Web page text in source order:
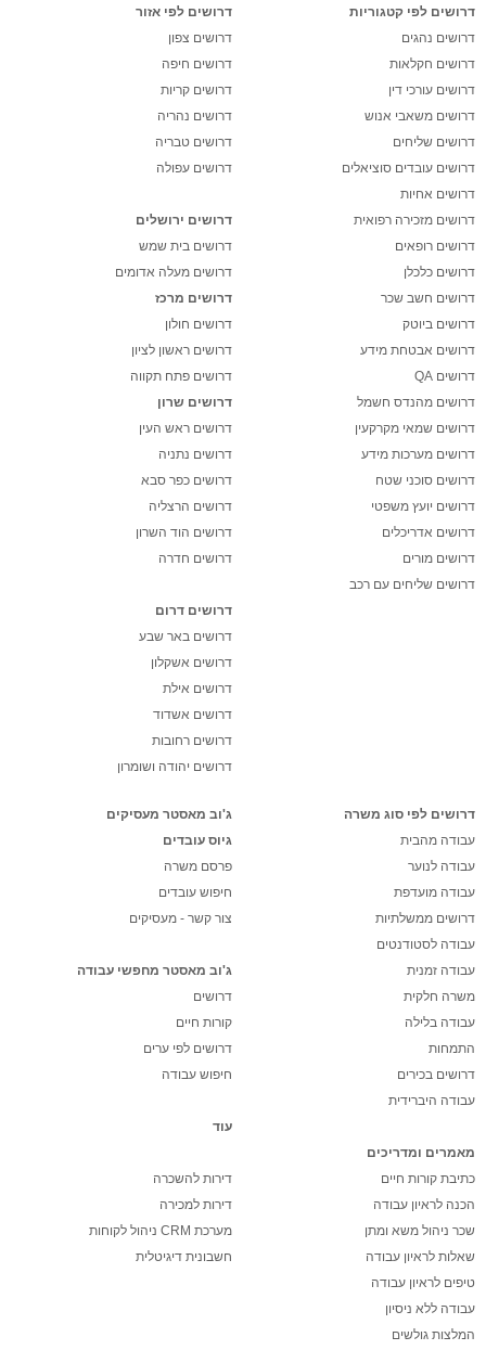
דרושים לפי קטגוריות
דרושים נהגים
דרושים חקלאות
דרושים עורכי דין
דרושים משאבי אנוש
דרושים שליחים
דרושים עובדים סוציאלים
דרושים אחיות
דרושים מזכירה רפואית
דרושים רופאים
דרושים כלכלן
דרושים חשב שכר
דרושים ביוטק
דרושים אבטחת מידע
דרושים QA
דרושים מהנדס חשמל
דרושים שמאי מקרקעין
דרושים מערכות מידע
דרושים סוכני שטח
דרושים יועץ משפטי
דרושים אדריכלים
דרושים מורים
דרושים שליחים עם רכב
דרושים לפי אזור
דרושים צפון
דרושים חיפה
דרושים קריות
דרושים נהריה
דרושים טבריה
דרושים עפולה
דרושים ירושלים
דרושים בית שמש
דרושים מעלה אדומים
דרושים מרכז
דרושים חולון
דרושים ראשון לציון
דרושים פתח תקווה
דרושים שרון
דרושים ראש העין
דרושים נתניה
דרושים כפר סבא
דרושים הרצליה
דרושים הוד השרון
דרושים חדרה
דרושים דרום
דרושים באר שבע
דרושים אשקלון
דרושים אילת
דרושים אשדוד
דרושים רחובות
דרושים יהודה ושומרון
דרושים לפי סוג משרה
עבודה מהבית
עבודה לנוער
עבודה מועדפת
דרושים ממשלתיות
עבודה לסטודנטים
עבודה זמנית
משרה חלקית
עבודה בלילה
התמחות
דרושים בכירים
עבודה היברידית
מאמרים ומדריכים
כתיבת קורות חיים
הכנה לראיון עבודה
שכר ניהול משא ומתן
שאלות לראיון עבודה
טיפים לראיון עבודה
עבודה ללא ניסיון
המלצות גולשים
ג'וב מאסטר מעסיקים
גיוס עובדים
פרסם משרה
חיפוש עובדים
צור קשר - מעסיקים
ג'וב מאסטר מחפשי עבודה
דרושים
קורות חיים
דרושים לפי ערים
חיפוש עבודה
עוד
דירות להשכרה
דירות למכירה
מערכת CRM ניהול לקוחות
חשבונית דיגיטלית